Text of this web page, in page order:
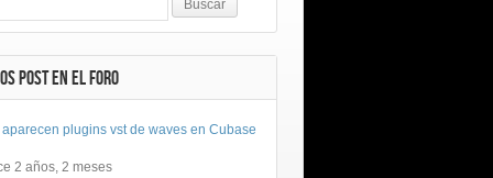
POST EN EL FORO
aparecen plugins vst de waves en Cubase
2 años, 2 meses